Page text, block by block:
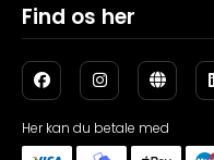
Find os her
Her kan du betale med